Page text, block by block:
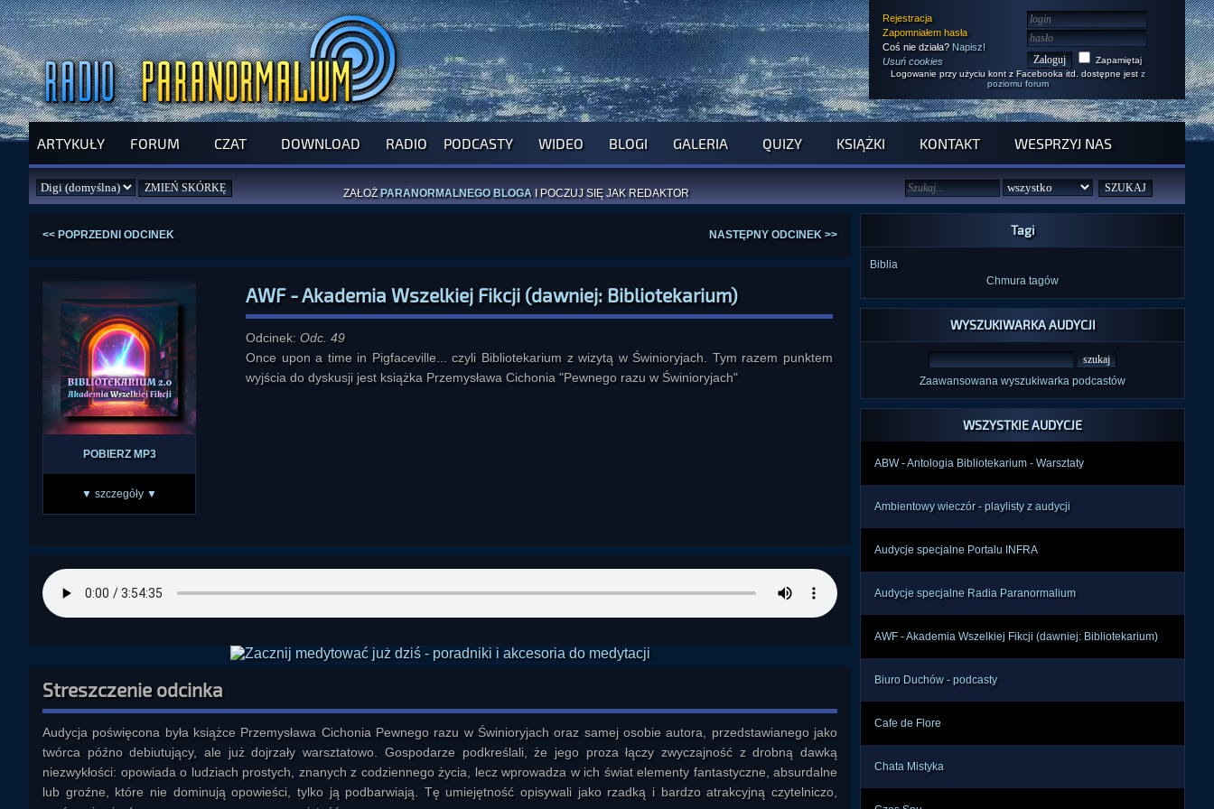
Rejestracja
Zapomniałem hasła
Coś nie działa? Napisz!
Usuń cookies
Zapamiętaj
Logowanie przy użyciu kont z Facebooka itd. dostępne jest z
poziomu forum
ARTYKUŁY FORUM CZAT DOWNLOAD RADIO PODCASTY WIDEO BLOGI GALERIA QUIZY KSIĄŻKI KONTAKT WESPRZYJ NAS
SPRAWDŹ PROGRAM NA NAJBLIŻSZY TYDZIEŃ
JUŻ DZIŚ WYPRÓBUJ NASZE OFICJALNE APLIKACJE
PILNY APEL:PRZEKAŻ 1% LUB DATEK DLA MONIKI
ZAŁOŻPARANORMALNEGO BLOGAI POCZUJ SIĘ JAK REDAKTOR
<< POPRZEDNI ODCINEK NASTĘPNY ODCINEK >>
POBIERZ MP3
▼ szczegóły ▼
AWF - Akademia Wszelkiej Fikcji (dawniej: Bibliotekarium)
Odcinek: Odc. 49
Once upon a time in Pigfaceville... czyli Bibliotekarium z wizytą w Świnioryjach. Tym razem punktem
wyjścia do dyskusji jest książka Przemysława Cichonia "Pewnego razu w Świnioryjach"
Streszczenie odcinka
Audycja poświęcona była książce Przemysława Cichonia Pewnego razu w Świnioryjach oraz samej osobie autora, przedstawianego jako
twórca późno debiutujący, ale już dojrzały warsztatowo. Gospodarze podkreślali, że jego proza łączy zwyczajność z drobną dawką
niezwykłości: opowiada o ludziach prostych, znanych z codziennego życia, lecz wprowadza w ich świat elementy fantastyczne, absurdalne
lub groźne, które nie dominują opowieści, tylko ją podbarwiają. Tę umiejętność opisywali jako rzadką i bardzo atrakcyjną czytelniczo,
Tagi
Biblia
Chmura tagów
WYSZUKIWARKA AUDYCJI
Zaawansowana wyszukiwarka podcastów
WSZYSTKIE AUDYCJE
ABW - Antologia Bibliotekarium - Warsztaty
Ambientowy wieczór - playlisty z audycji
Audycje specjalne Portalu INFRA
Audycje specjalne Radia Paranormalium
AWF - Akademia Wszelkiej Fikcji (dawniej: Bibliotekarium)
Biuro Duchów - podcasty
Cafe de Flore
Chata Mistyka